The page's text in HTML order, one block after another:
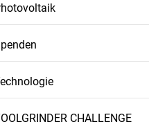
CHALLENGE